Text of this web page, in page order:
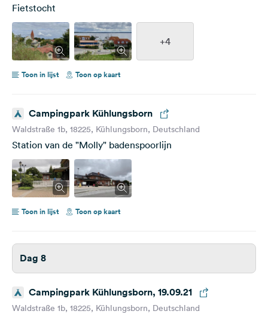
Fietstocht
+4
Toon in lijst Toon op kaart
Campingpark Kühlungsborn
Waldstraße 1b, 18225, Kühlungsborn, Deutschland
Station van de "Molly" badenspoorlijn
Toon in lijst Toon op kaart
Dag 8
Campingpark Kühlungsborn, 19.09.21
Waldstraße 1b, 18225, Kühlungsborn, Deutschland